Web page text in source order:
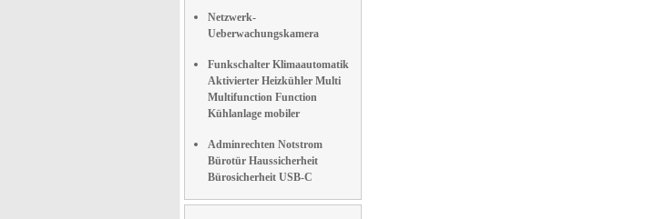
Netzwerk-
Ueberwachungskamera
Funkschalter Klimaautomatik
Aktivierter Heizkühler Multi
Multifunction Function
Kühlanlage mobiler
Adminrechten Notstrom
Bürotür Haussicherheit
Bürosicherheit USB-C